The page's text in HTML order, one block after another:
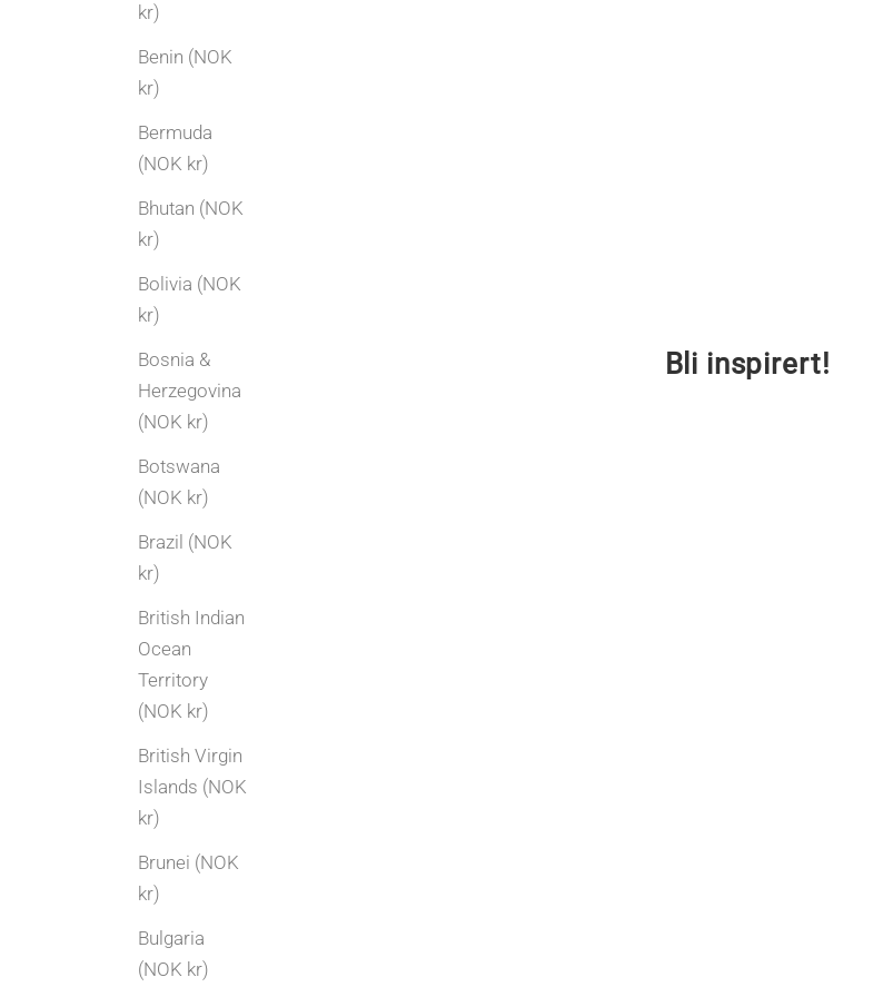
kr)
Benin (NOK
kr)
Bermuda
(NOK kr)
Bhutan (NOK
kr)
Bolivia (NOK
kr)
Bosnia &
Herzegovina
(NOK kr)
Botswana
(NOK kr)
Brazil (NOK
kr)
British Indian
Ocean
Territory
(NOK kr)
British Virgin
Islands (NOK
kr)
Brunei (NOK
kr)
Bulgaria
(NOK kr)
Bli inspirert!
Arvede smykker | Slik tar du vare på familiens